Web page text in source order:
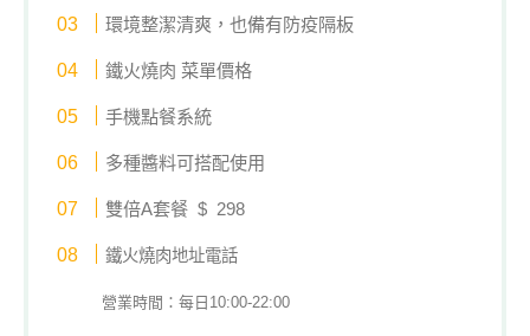
環境整潔清爽，也備有防疫隔板
鐵火燒肉 菜單價格
手機點餐系統
多種醬料可搭配使用
雙倍A套餐 $ 298
鐵火燒肉地址電話
營業時間：每日10:00-22:00